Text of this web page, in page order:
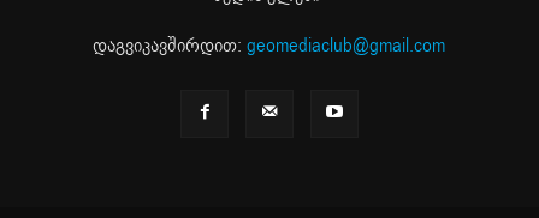
დაგვიკავშირდით:geomediaclub@gmail.com